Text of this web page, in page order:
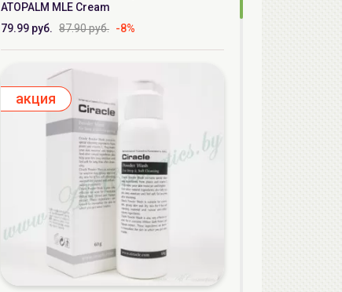
ATOPALM MLE Cream
79.99 руб. 87.90 руб. -8%
aкция